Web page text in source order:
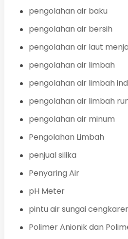
pengolahan air baku
pengolahan air bersih
pengolahan air laut
pengolahan air limbah
pengolahan air limbah
pengolahan air limbah
pengolahan air minum
Pengolahan Limbah
penjual silika
Penyaring Air
pH Meter
pintu air sungai
Polimer Anionik dan